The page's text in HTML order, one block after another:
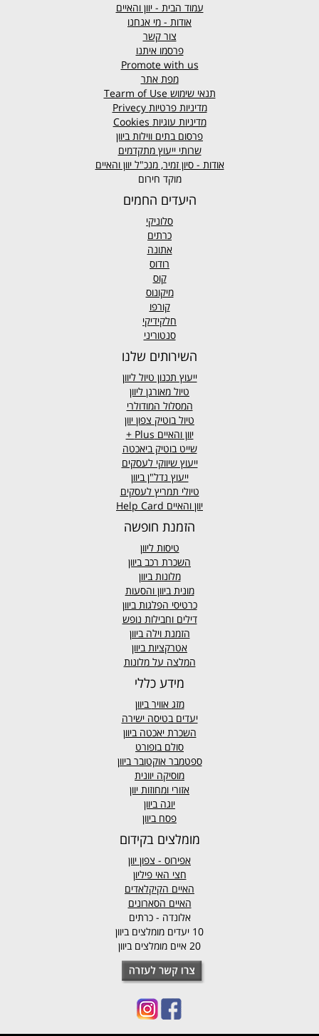
עמוד הבית - יוון והאיים
אודות - מי אנחנו
צור קשר
פרסמו איתנו
Promote with us
מפת אתר
תנאי שימוש
מדיניות פרטיות Privecy
מדיניות עוגיות Cookies
פרסום בתים ווילות ביוון
שרותי ייעוץ מתקדמים
אודות - סיון זמיר, מנכ"ל יוון והאיים
מוקד חירום
היעדים החמים
סלוניקי
כרתים
אתונה
רודוס
קוס
מיקונוס
קורפו
חלקידיקי
סנטוריני
השירותים שלנו
ייעוץ תכנון טיול ליוון
טיול מאורגן ליוון
המסלול המודולרי
טיול בוטיק צפון יוון
יוון והאיים Plus +
שייט בוטיק ביאכטה
ייעוץ שיווקי לעסקים
ייעוץ נדל"ן ביוון
טיולי תמריץ לעסקים
יוון והאיים Help Card
הזמנת חופשה
טיסות ליוון
השכרת רכב ביוון
מלונות ביוון
מונית ביוון והסעות
כרטיסי הפלגות ביוון
דילים וחבילות נופש
הזמנת וילה ביוון
אטרקציות ביוון
המלצה על מלונות
מידע כללי
מזג אווירביוון
יעדים בטיסה ישירה
השכרת יאכטה ביוון
סולם בופורט
ספטמבר אוקטובר ביוון
מוסיקה יוונית
אזורי ומחוזות יוון
יוגה ביוון
פסח ביוון
מומלצים בקידום
אפירוס - צפון יוון
חצי האי פיליון
האיים הקיקלאדים
האיים הסארונים
אלונדה - כרתים
10 יעדים מומלצים ביוון
20 איים מומלצים ביוון